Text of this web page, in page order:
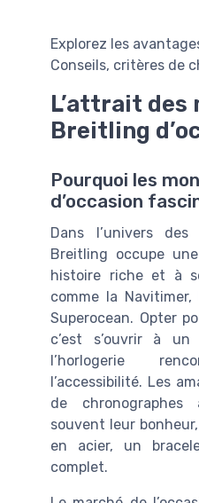
Explorez les
Conseils, critères de
L’attrait des
Breitling
Pourquoi les
d’occasion
Dans l’univers
Breitling occupe
histoire riche et à
comme la
Superocean. Opter
c’est s’ouvrir à
l’horlogerie
l’accessibilité. Les
de
souvent leur
en acier, un
complet.